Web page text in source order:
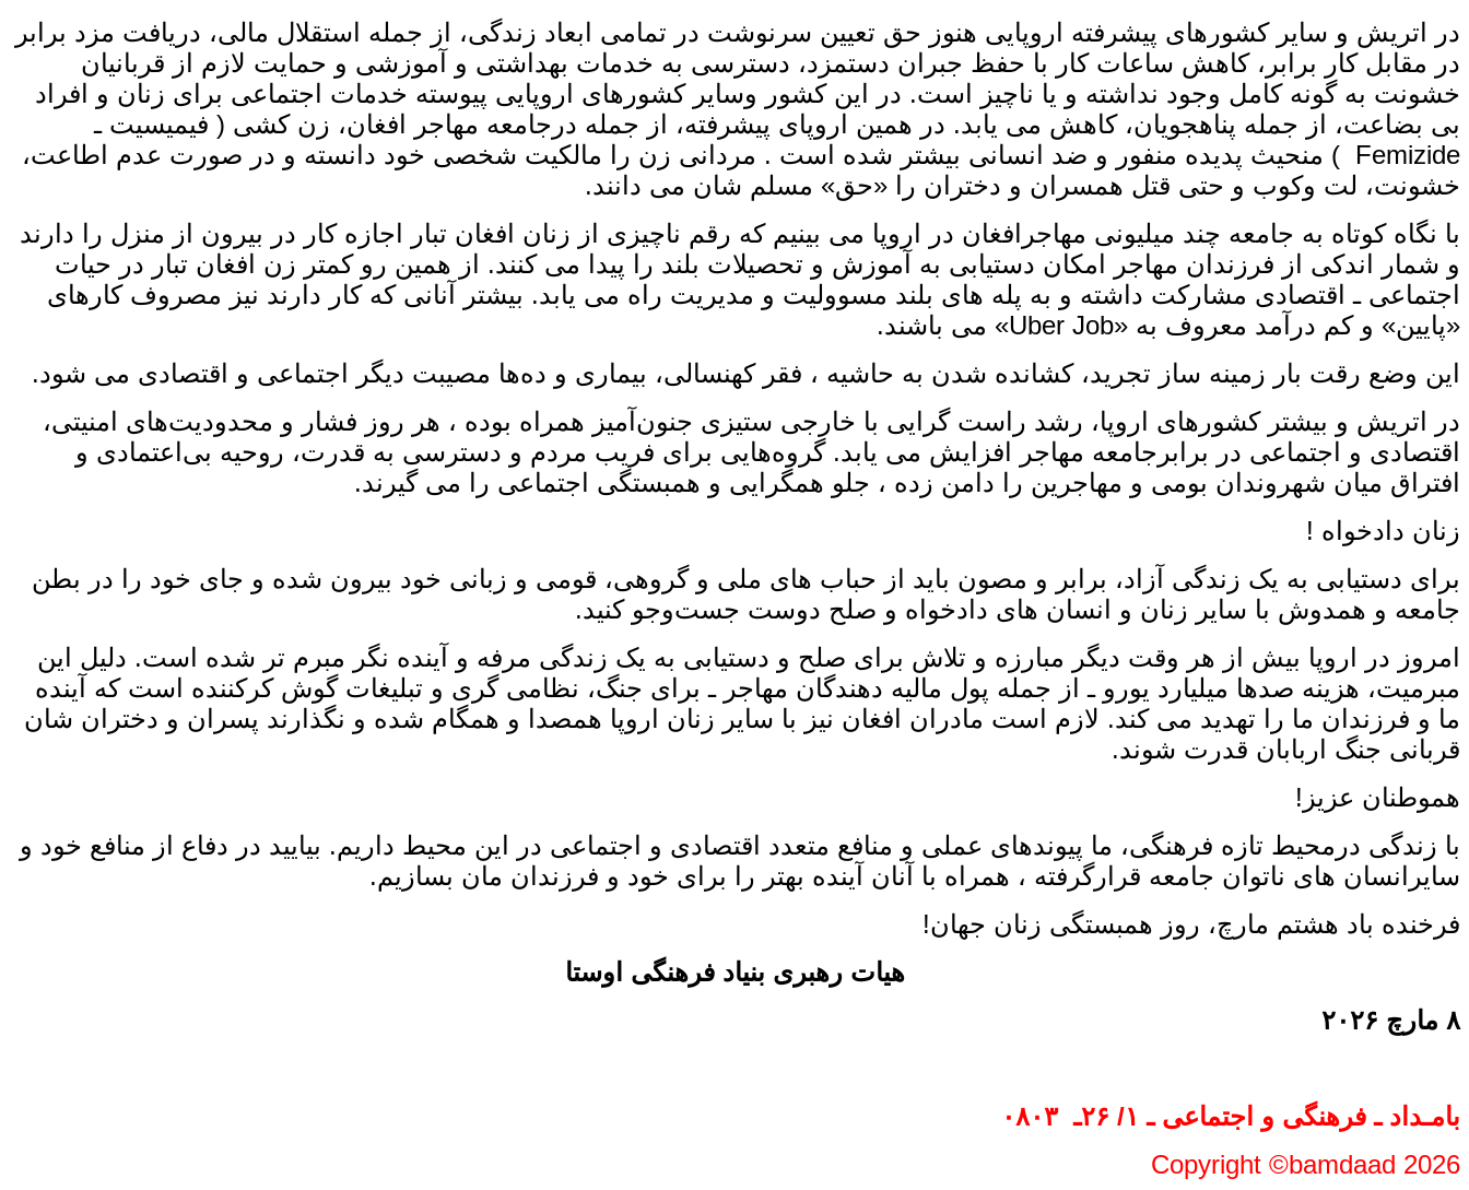
در اتریش و سایر کشورهای پیشرفته اروپایی هنوز حق تعیین سرنوشت در تمامی ابعاد زندگی، از جمله استقلال مالی، دریافت مزد برابر
در مقابل کار برابر، کاهش ساعات کار با حفظ جبران دستمزد، دسترسی به خدمات بهداشتی و آموزشی و حمایت لازم از قربانیان
خشونت به گونه کامل وجود نداشته و یا ناچیز است. در این کشور وسایر کشورهای اروپایی پیوسته خدمات اجتماعی برای زنان و افراد
بی ‌بضاعت، از جمله پناهجویان، کاهش می‌ یابد. در همین اروپای پیشرفته، از جمله درجامعه مهاجر افغان، زن‌ کشی ( فیمیسیت ـ
Femizide ) منحیث پدیده‌ منفور و ضد انسانی بیشتر شده است . مردانی زن را مالکیت شخصی خود دانسته و در صورت عدم اطاعت،
خشونت، لت ‌وکوب و حتی قتل همسران و دختران را «حق» مسلم شان می ‌دانند.
با نگاه کوتاه به جامعه چند میلیونی مهاجرافغان در اروپا می ‌بینیم که رقم ناچیزی از زنان افغان ‌تبار اجازه کار در بیرون از منزل را دارند
و شمار اندکی از فرزندان مهاجر امکان دستیابی به آموزش و تحصیلات بلند را پیدا می ‌کنند. از همین رو کمتر زن افغان‌ تبار در حیات
اجتماعی ـ اقتصادی مشارکت داشته و به پله‌ های بلند مسوولیت و مدیریت راه می‌ یابد. بیشتر آنانی که کار دارند نیز مصروف کارهای
«پایین» و کم‌ درآمد معروف به «Uber Job» می‌ باشند.
این وضع رقت‌ بار زمینه‌ ساز تجرید، کشانده شدن به حاشیه ‌، فقر کهنسالی، بیماری و ده‌ها مصیبت دیگر اجتماعی و اقتصادی می ‌شود.
در اتریش و بیشتر کشورهای اروپا، رشد راست‌ گرایی با خارجی ‌ستیزی جنون‌آمیز همراه بوده ، هر روز فشار و محدودیت‌های امنیتی،
اقتصادی و اجتماعی در برابرجامعه مهاجر افزایش می ‌یابد. گروه‌هایی برای فریب مردم و دسترسی به قدرت، روحیه بی‌اعتمادی و
افتراق میان شهروندان بومی و مهاجرین را دامن زده ، جلو همگرایی و همبستگی اجتماعی را می‌ گیرند.
زنان دادخواه !
برای دستیابی به یک زندگی آزاد، برابر و مصون باید از حباب‌ های ملی و گروهی، قومی و زبانی خود بیرون شده و جای خود را در بطن
جامعه و همدوش با سایر زنان و انسان ‌های دادخواه و صلح دوست جست‌وجو کنید.
امروز در اروپا بیش از هر وقت دیگر مبارزه و تلاش برای صلح و دستیابی به یک زندگی مرفه و آینده ‌نگر مبرم‌ تر شده است. دلیل این
مبرمیت، هزینه صدها میلیارد یورو ـ از جمله پول مالیه‌ دهندگان مهاجر ـ برای جنگ، نظامی ‌گری و تبلیغات گوش ‌کرکننده است که آینده
ما و فرزندان ما را تهدید می ‌کند. لازم است مادران افغان نیز با سایر زنان اروپا همصدا و همگام شده و نگذارند پسران و دختران ‌شان
قربانی جنگ اربابان قدرت شوند.
هموطنان عزیز!
با زندگی درمحیط تازه فرهنگی، ما پیوندهای عملی و منافع متعدد اقتصادی و اجتماعی در این محیط داریم. بیایید در دفاع از منافع خود و
سایرانسان ‌های ناتوان جامعه قرارگرفته ، همراه با آنان آینده بهتر را برای خود و فرزندان ‌مان بسازیم.
فرخنده باد هشتم مارچ، روز همبستگی زنان جهان!
هیات رهبری بنیاد فرهنگی اوستا
۸ مارچ ۲۰۲۶
بامـداد ـ فرهنگی و اجتماعی ـ ۱/ ۲۶ ـ ‍۰۸۰۳
Copyright ©bamdaad 2026